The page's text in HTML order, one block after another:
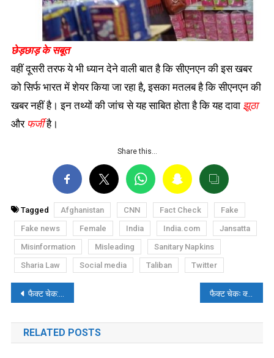
छेड़छाड़ के सबूत
वहीं दूसरी तरफ ये भी ध्यान देने वाली बात है कि सीएनएन की इस खबर
को सिर्फ भारत में शेयर किया जा रहा है, इसका मतलब है कि सीएनएन की
खबर नहीं है। इन तथ्यों की जांच से यह साबित होता है कि यह दावा झूठा
और फर्जीहै।
Share this…
Tagged Afghanistan CNN Fact Check
Fake
Fake news
Female India India.com
Jansatta
Misinformation
Misleading
Sanitary Napkins
Sharia Law
Social media Taliban Twitter
पोस्ट
नेविगेशन
फैक्ट चेक: पाकिस्तान में छप रहे हैं भारत के नकली नोट? फैक्ट चेकः क्या तालिबानी नेता मुल्ला बरादर मारा गया? जानें- सच्चाई
RELATED POSTS